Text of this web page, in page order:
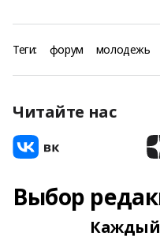
Теги: форум молодежь
Читайте нас
Выбор
Каждый